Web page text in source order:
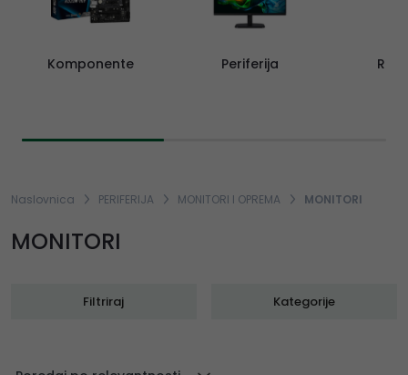
Komponente Periferija
Naslovnica PERIFERIJA MONITORI I OPREMA MONITORI
MONITORI
Filtriraj Kategorije